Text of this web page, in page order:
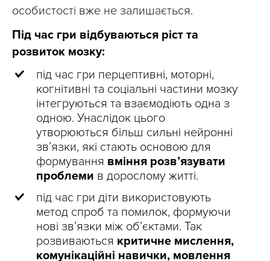
особистості вже не залишається.
Під час гри відбуваються ріст та
розвиток мозку:
під час гри перцептивні, моторні,
когнітивні та соціальні частини мозку
інтегруються та взаємодіють одна з
одною. Унаслідок цього
утворюються більш сильні нейронні
зв’язки, які стають основою для
формування вміння розв’язувати
проблеми в дорослому житті.
під час гри діти використовують
метод спроб та помилок, формуючи
нові зв’язки між об’єктами. Так
розвиваються критичне мислення,
комунікаційні навички, мовлення